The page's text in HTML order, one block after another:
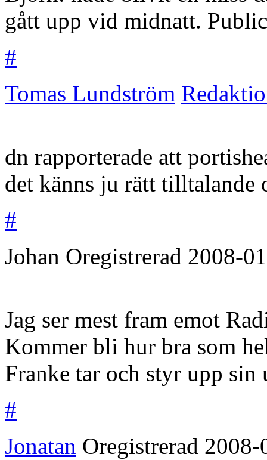
gått upp vid midnatt.
#
Tomas Lundström
dn rapporterade att
det känns ju rätt tilltalande
#
Johan Oregistrerad 2008-
Jag ser mest fram emot
Kommer bli hur bra som
Franke tar och styr upp sin
#
Jonatan Oregistrerad 2008-